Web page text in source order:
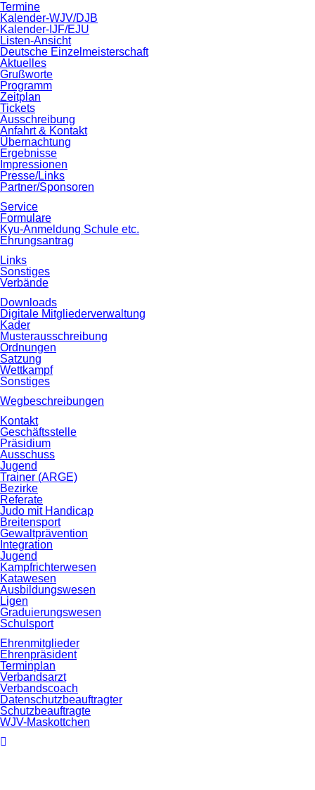
Termine
Kalender-WJV/DJB
Kalender-IJF/EJU
Listen-Ansicht
Deutsche Einzelmeisterschaft
Aktuelles
Grußworte
Programm
Zeitplan
Tickets
Ausschreibung
Anfahrt & Kontakt
Übernachtung
Ergebnisse
Impressionen
Presse/Links
Partner/Sponsoren
Service
Formulare
Kyu‐Anmeldung Schule etc.
Ehrungsantrag
Links
Sonstiges
Verbände
Downloads
Digitale Mitgliederverwaltung
Kader
Musterausschreibung
Ordnungen
Satzung
Wettkampf
Sonstiges
Wegbeschreibungen
Kontakt
Geschäftsstelle
Präsidium
Ausschuss
Jugend
Trainer (ARGE)
Bezirke
Referate
Judo mit Handicap
Breitensport
Gewaltprävention
Integration
Jugend
Kampfrichterwesen
Katawesen
Ausbildungswesen
Ligen
Graduierungswesen
Schulsport
Ehrenmitglieder
Ehrenpräsident
Terminplan
Verbandsarzt
Verbandscoach
Datenschutz­beauftragter
Schutzbeauftragte
WJV-Maskottchen